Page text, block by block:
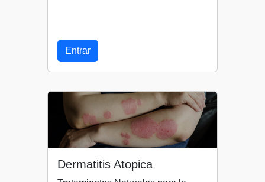
Entrar
Dermatitis Atopica